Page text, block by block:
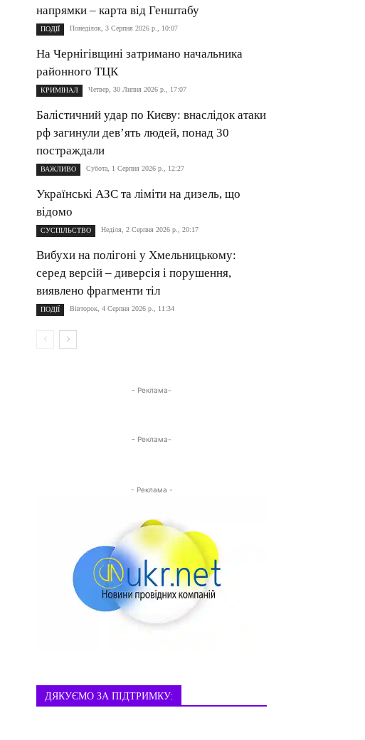
напрямки – карта від Генштабу
ПОДІЇ Понеділок, 3 Серпня 2026 р., 10:07
На Чернігівщині затримано начальника
районного ТЦК
КРИМІНАЛ Четвер, 30 Липня 2026 р., 17:07
Балістичний удар по Києву: внаслідок атаки
рф загинули дев’ять людей, понад 30
постраждали
ВАЖЛИВО Субота, 1 Серпня 2026 р., 12:27
Українські АЗС та ліміти на дизель, що
відомо
СУСПІЛЬСТВО Неділя, 2 Серпня 2026 р., 20:17
Вибухи на полігоні у Хмельницькому:
серед версій – диверсія і порушення,
виявлено фрагменти тіл
ПОДІЇ Вівторок, 4 Серпня 2026 р., 11:34
- Реклама-
- Реклама-
- Реклама -
ДЯКУЄМО ЗА ПІДТРИМКУ: